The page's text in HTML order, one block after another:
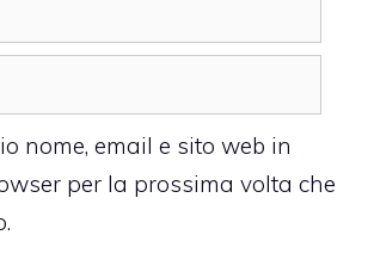
nome, email e sito web in
per la prossima volta che